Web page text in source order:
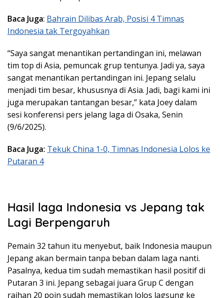
Baca Juga: Bahrain Dilibas Arab, Posisi 4 Timnas
Indonesia tak Tergoyahkan
“Saya sangat menantikan pertandingan ini, melawan
tim top di Asia, pemuncak grup tentunya. Jadi ya, saya
sangat menantikan pertandingan ini. Jepang selalu
menjadi tim besar, khususnya di Asia. Jadi, bagi kami ini
juga merupakan tantangan besar,” kata Joey dalam
sesi konferensi pers jelang laga di Osaka, Senin
(9/6/2025).
Baca Juga: Tekuk China 1-0, Timnas Indonesia Lolos ke
Putaran 4
Hasil laga Indonesia vs Jepang tak
Lagi Berpengaruh
Pemain 32 tahun itu menyebut, baik Indonesia maupun
Jepang akan bermain tanpa beban dalam laga nanti.
Pasalnya, kedua tim sudah memastikan hasil positif di
Putaran 3 ini. Jepang sebagai juara Grup C dengan
raihan 20 poin sudah memastikan lolos lagsung ke